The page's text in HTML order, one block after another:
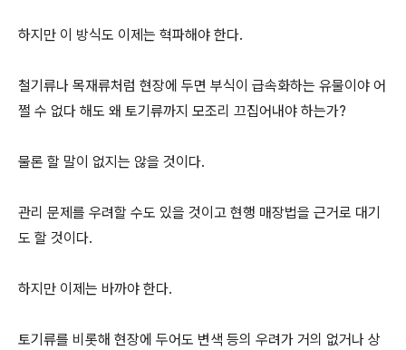
하지만 이 방식도 이제는 혁파해야 한다.
철기류나 목재류처럼 현장에 두면 부식이 급속화하는 유물이야 어
쩔 수 없다 해도 왜 토기류까지 모조리 끄집어내야 하는가?
물론 할 말이 없지는 않을 것이다.
관리 문제를 우려할 수도 있을 것이고 현행 매장법을 근거로 대기
도 할 것이다.
하지만 이제는 바까야 한다.
토기류를 비롯해 현장에 두어도 변색 등의 우려가 거의 없거나 상